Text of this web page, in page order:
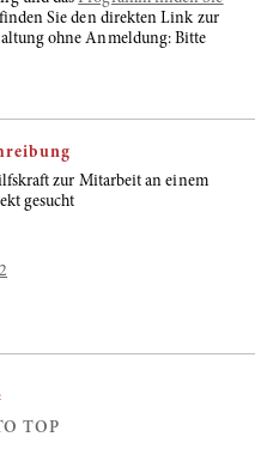
Sie den direkten Link zur
ohne Anmeldung: Bitte
zur Mitarbeit an einem
gesucht
2
TOP